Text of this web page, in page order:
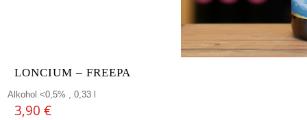
LONCIUM – FREEPA
Alkohol <0,5% , 0,33 l
3,90 €